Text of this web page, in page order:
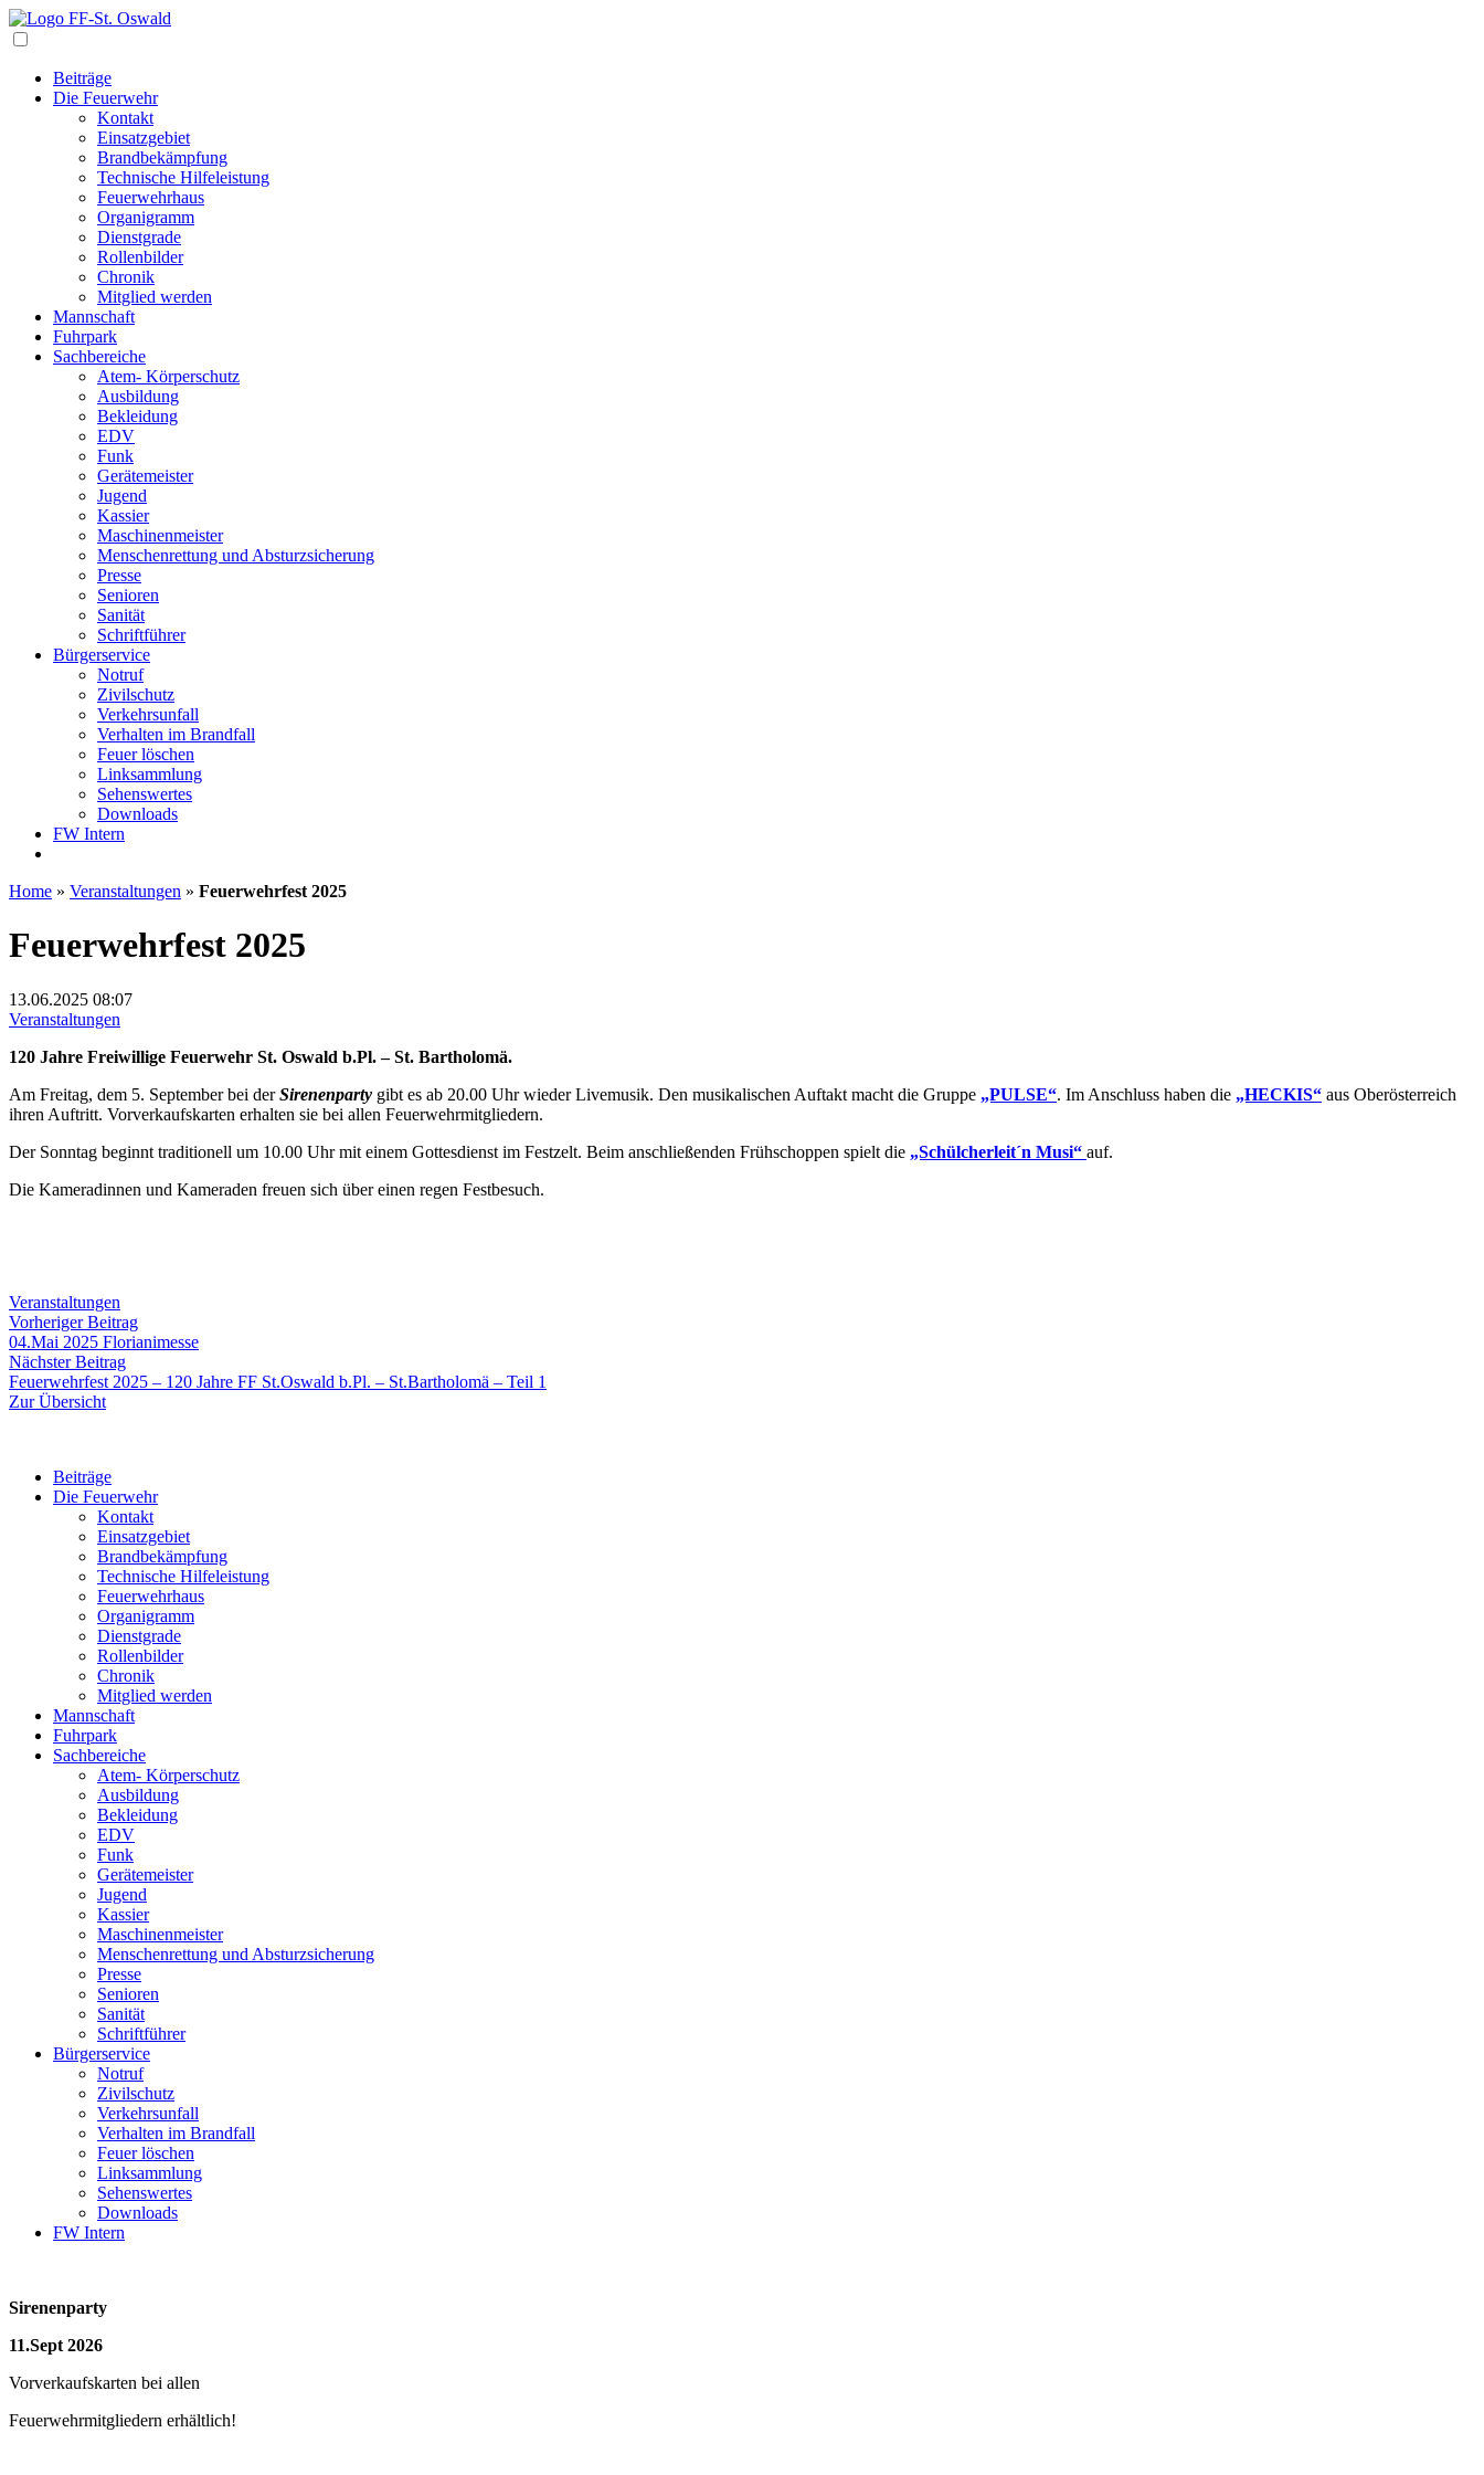
Beiträge
Die Feuerwehr
Kontakt
Einsatzgebiet
Brandbekämpfung
Technische Hilfeleistung
Feuerwehrhaus
Organigramm
Dienstgrade
Rollenbilder
Chronik
Mitglied werden
Mannschaft
Fuhrpark
Sachbereiche
Atem- Körperschutz
Ausbildung
Bekleidung
EDV
Funk
Gerätemeister
Jugend
Kassier
Maschinenmeister
Menschenrettung und Absturzsicherung
Presse
Senioren
Sanität
Schriftführer
Bürgerservice
Notruf
Zivilschutz
Verkehrsunfall
Verhalten im Brandfall
Feuer löschen
Linksammlung
Sehenswertes
Downloads
FW Intern
Home » Veranstaltungen » Feuerwehrfest 2025
Feuerwehrfest 2025
13.06.2025 08:07
Veranstaltungen
120 Jahre Freiwillige Feuerwehr St. Oswald b.Pl. – St. Bartholomä.
Am Freitag, dem 5. September bei derSirenenparty gibt es ab 20.00 Uhr wieder Livemusik. Den musikalischen Auftakt macht die Gruppe „PULSE“. Im Anschluss haben die „HECKIS“ aus Oberösterreich
ihren Auftritt. Vorverkaufskarten erhalten sie bei allen Feuerwehrmitgliedern.
Der Sonntag beginnt traditionell um 10.00 Uhr mit einem Gottesdienst im Festzelt. Beim anschließenden Frühschoppen spielt die „Schülcherleit´n Musi“ auf.
Die Kameradinnen und Kameraden freuen sich über einen regen Festbesuch.
Veranstaltungen
Beitragsnavigation
Vorheriger BeitragVorheriger
Beitrag:
04.Mai 2025 Florianimesse
Nächster BeitragNächster
Beitrag:
Feuerwehrfest 2025 – 120 Jahre FF St.Oswald b.Pl. – St.Bartholomä – Teil 1
Zur Übersicht
Beiträge
Die Feuerwehr
Kontakt
Einsatzgebiet
Brandbekämpfung
Technische Hilfeleistung
Feuerwehrhaus
Organigramm
Dienstgrade
Rollenbilder
Chronik
Mitglied werden
Mannschaft
Fuhrpark
Sachbereiche
Atem- Körperschutz
Ausbildung
Bekleidung
EDV
Funk
Gerätemeister
Jugend
Kassier
Maschinenmeister
Menschenrettung und Absturzsicherung
Presse
Senioren
Sanität
Schriftführer
Bürgerservice
Notruf
Zivilschutz
Verkehrsunfall
Verhalten im Brandfall
Feuer löschen
Linksammlung
Sehenswertes
Downloads
FW Intern
Sirenenparty
11.Sept 2026
Vorverkaufskarten bei allen
Feuerwehrmitgliedern erhältlich!